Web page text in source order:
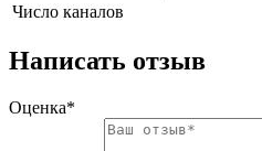
Число каналов
Написать отзыв
Оценка*